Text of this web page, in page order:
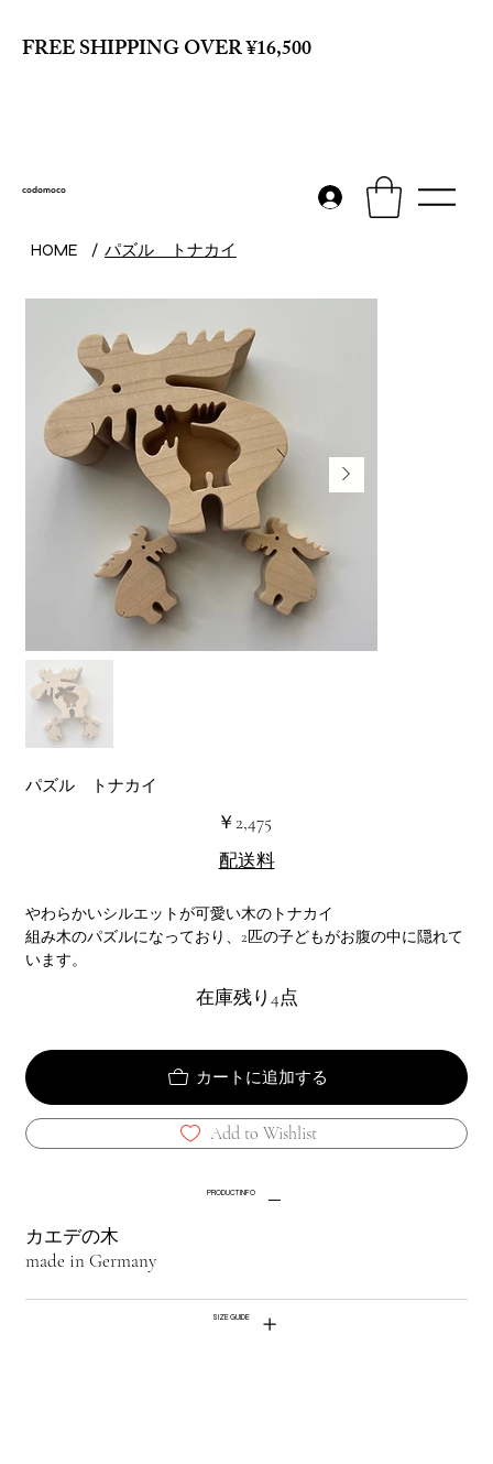
FREE SHIPPING OVER ¥16,500
codomoco
HOME / パズル トナカイ
パズル トナカイ
価
格
￥2,475
配送料
やわらかいシルエットが可愛い木のトナカイ
組み木のパズルになっており、2匹の子どもがお腹の中に隠れて
います。
在庫残り4点
カートに追加する
Add to Wishlist
PRODUCT INFO
カエデの木
made in Germany
SIZE GUIDE